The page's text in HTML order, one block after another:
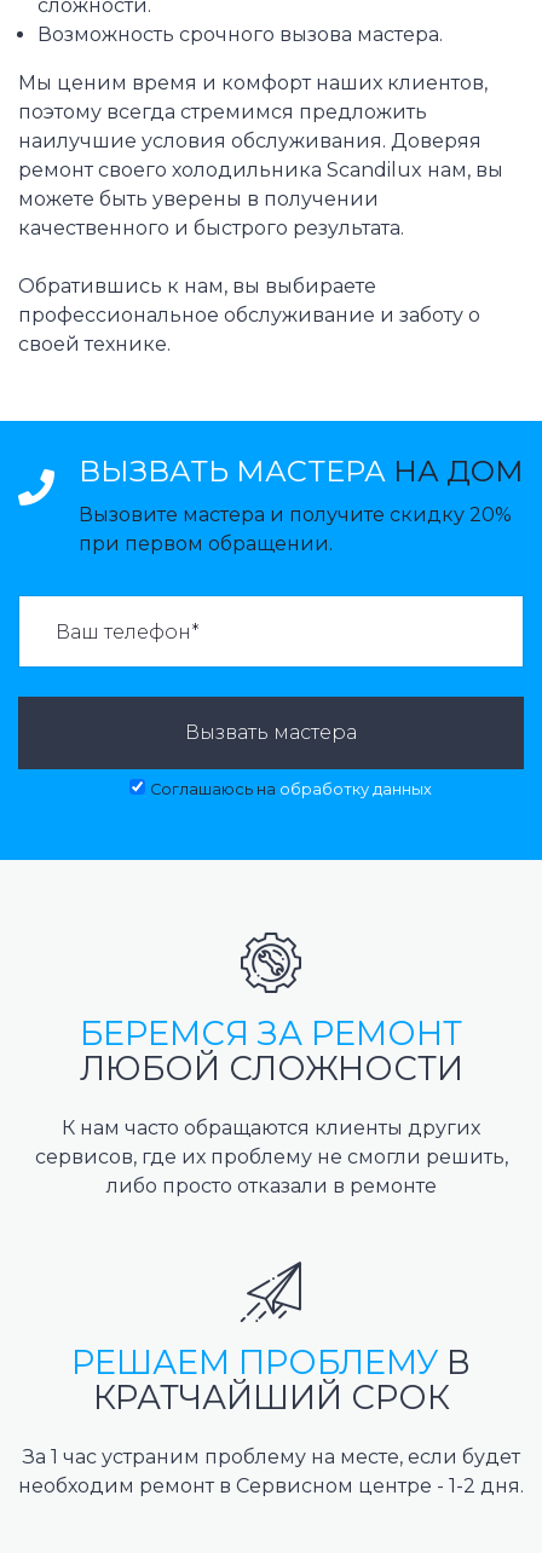
сложности.
Возможность срочного вызова мастера.
Мы ценим время и комфорт наших клиентов,
поэтому всегда стремимся предложить
наилучшие условия обслуживания. Доверяя
ремонт своего холодильника Scandilux нам, вы
можете быть уверены в получении
качественного и быстрого результата.
Обратившись к нам, вы выбираете
профессиональное обслуживание и заботу о
своей технике.
ВЫЗВАТЬ МАСТЕРА НА ДОМ
Вызовите мастера и получите скидку 20%
при первом обращении.
Вызвать мастера
Соглашаюсь на обработку данных
БЕРЕМСЯ ЗА РЕМОНТ
ЛЮБОЙ СЛОЖНОСТИ
К нам часто обращаются клиенты других
сервисов, где их проблему не смогли решить,
либо просто отказали в ремонте
РЕШАЕМ ПРОБЛЕМУ В
КРАТЧАЙШИЙ СРОК
За 1 час устраним проблему на месте, если будет
необходим ремонт в Сервисном центре - 1-2 дня.